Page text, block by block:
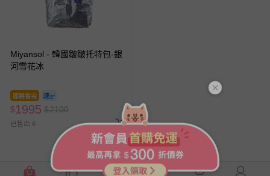
Miyansol - 韓國皺皺托特包-銀
河雪花冰
即將售完
$1995 $2100
已售出 6